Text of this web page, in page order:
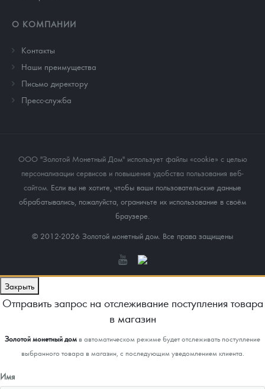
О КОМПАНИИ
Контакты
Наши преимущества
Письмо директору
Пресс-служба
ООО "Золотой Монетный Дом" использует файлы «cookie» с целью
персонализации сервисов и повышения удобства пользования веб-
сайтом. Если вы не хотите, чтобы ваши пользовательские данные
обрабатывались, пожалуйста, ограничьте их использование в своём
браузере.
© 2012-2026 Золотой монетный дом. Все права защищены
Закрыть
Отправить запрос на отслеживание поступления товара
в магазин
Золотой монетный домв автоматическом режиме будет отслеживать поступление
выбранного товара в магазин, с последующим уведомлением клиента.
Имя